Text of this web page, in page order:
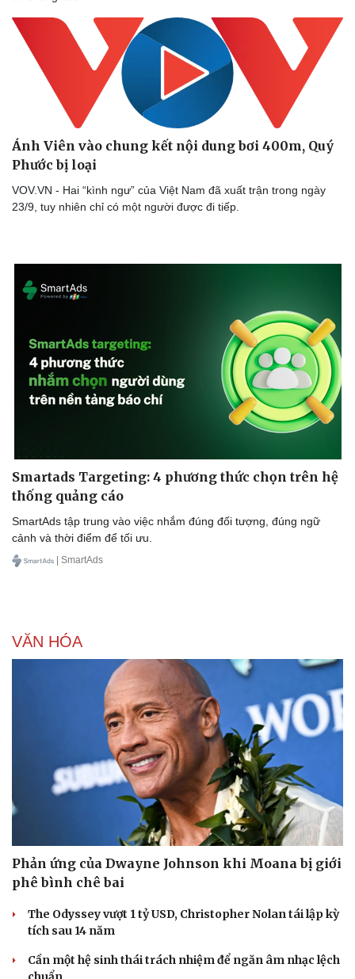
Thông tin doanh nghiệp
Doanh nghiệp 24h
Doanh nhân
Công nghệ
Sành điệu
Tin Công nghệ
Trải nghiệm
Chuyển đổi số
Ánh Viên vào chung kết nội dung bơi 400m, Quý
Phước bị loại
VOV.VN - Hai “kình ngư” của Việt Nam đã xuất trận trong ngày
23/9, tuy nhiên chỉ có một người được đi tiếp.
Smartads Targeting: 4 phương thức chọn trên hệ
thống quảng cáo
SmartAds tập trung vào việc nhắm đúng đối tượng, đúng ngữ
cảnh và thời điểm để tối ưu.
| SmartAds
VĂN HÓA
Phản ứng của Dwayne Johnson khi Moana bị giới
phê bình chê bai
The Odyssey vượt 1 tỷ USD, Christopher Nolan tái lập kỳ
tích sau 14 năm
Cần một hệ sinh thái trách nhiệm để ngăn âm nhạc lệch